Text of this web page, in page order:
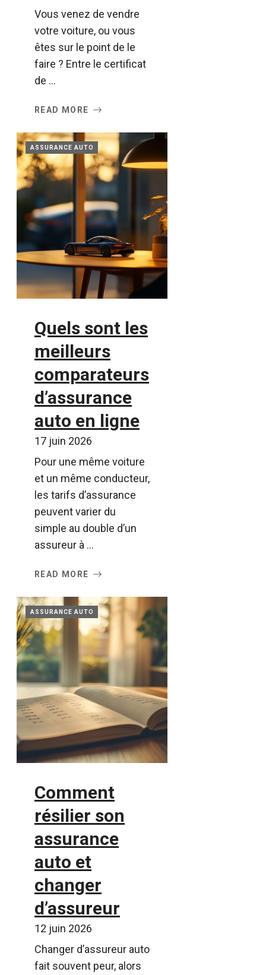
Vous venez de vendre
votre voiture, ou vous
êtes sur le point de le
faire ? Entre le certificat
de ...
READ MORE
ASSURANCE AUTO
Quels sont les
meilleurs
comparateurs
d’assurance
auto en ligne
17 juin 2026
Pour une même voiture
et un même conducteur,
les tarifs d’assurance
peuvent varier du
simple au double d’un
assureur à ...
READ MORE
ASSURANCE AUTO
Comment
résilier son
assurance
auto et
changer
d’assureur
12 juin 2026
Changer d’assureur auto
fait souvent peur, alors